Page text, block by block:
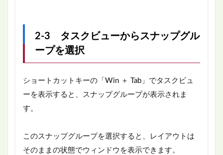
2-3 タスクビューからスナップグル
ープを選択
ショートカットキーの「Win ＋ Tab」でタスクビュ
ーを表示すると、スナップグループが表示されま
す。
このスナップグループを選択すると、レイアウトは
そのままの状態でウィンドウを表示できます。